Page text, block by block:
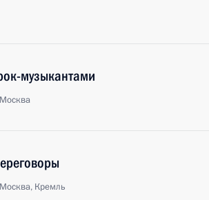
музыкантами
Москва
Москва, Кремль